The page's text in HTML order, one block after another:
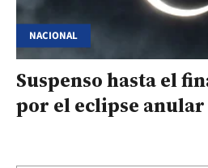
NACIONAL
Suspenso hasta el
por el eclipse anular